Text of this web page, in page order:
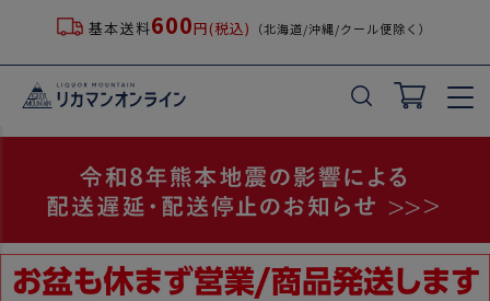
基本送料600円(税込) （北海道/沖縄/クール便除く）